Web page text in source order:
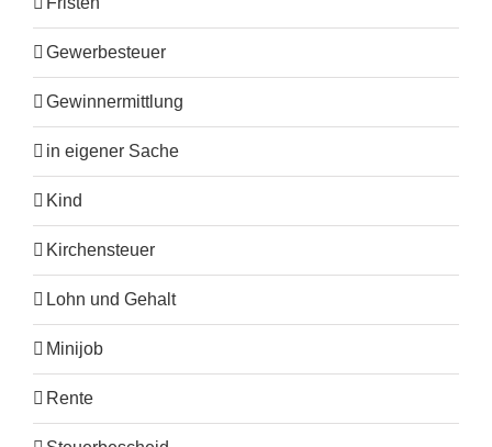
Gewerbesteuer
Gewinnermittlung
in eigener Sache
Kind
Kirchensteuer
Lohn und Gehalt
Minijob
Rente